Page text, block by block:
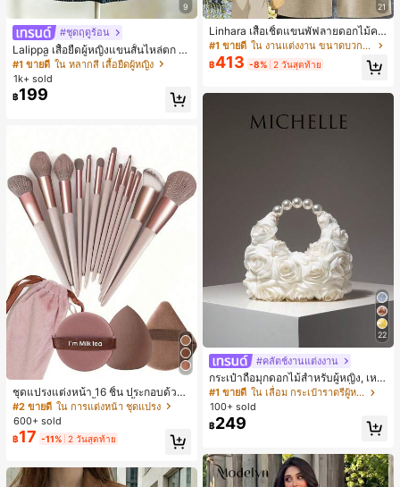
9
#ชุดฤดูร้อน
Lalippa เสื้อยืดผู้หญิงแขนสั้นไหล่ตก ค
อวีปกเสื้อ ลายพิมพ์ดิจิทัลลายทาง สไตล์
สปอร์ตแฟชั่นมินิมอล ของขวัญสำหรับเ
พื่อน
#1 ขายดี ใน หลากสี เสื้อยืดผู้หญิง
1k+ sold
฿199
ชุดแปรงแต่งหน้า 16 ชิ้น ประกอบด้วยแ
ปรงแต่งหน้า 13 ชิ้น, ฟองน้ำแต่งหน้ารู
ปหยดน้ำ 1 ชิ้น, แปรงแป้งรองพื้นกลม 1
ชิ้น และฟองน้ำแต่งหน้ารูปสามเหลี่ยม
1 ชิ้น - ชุดคลาสสิก ทำจากขนสังเคราะ
หญิงและเด็กผู้หญิง เหมาะสำหรับฤดูใบ
ไม้ร่วงและฤดูหนาว
#2 ขายดี ใน การแต่งหน้า ชุดแปรง
600+ sold
฿17 -11% 2 วันสุดท้าย
21
Linhara เสื้อเชิ้ตแขนพัฟลายดอกไม้คอ
ปกไม่สมมาตรสำหรับผู้หญิงไซส์ใหญ่ +
กางเกงลำลองทรงหลวมเอวยางยืด 2 ชิ้
น สำหรับฤดูใบไม้ผลิ/ฤดูร้อน
#1 ขายดี ใน งานแต่งงาน ขนาดบวก Co-Ords
฿413 -8% 2 วันสุดท้าย
22
#คลัตช์งานแต่งงาน
กระเป๋าถือมุกดอกไม้สำหรับผู้หญิง, เหม
าะสำหรับชุดราตรี, ชุดบอล, เครื่องประ
ดับงานแต่งงาน, กระเป๋าสตางค์สุภาพส
ตรีหรูหรา, ของขวัญสำหรับผู้หญิง (ลาย
สุ่ม)
#1 ขายดี
ใน เลื่อม กระเป๋าราตรีผู้หญิง
100+ sold
฿249